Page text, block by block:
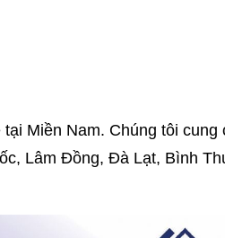
Miền Nam. Chúng tôi cung
Lâm Đồng, Đà Lạt, Bình